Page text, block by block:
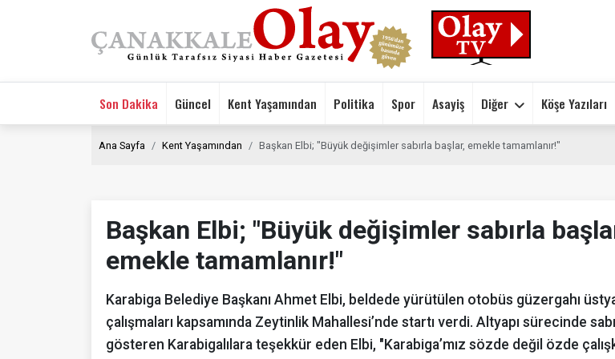
Son Dakika Güncel Kent Yaşamından Politika Spor Asayiş Diğer Köşe Yazıları
Ana Sayfa Kent Yaşamından Başkan Elbi; "Büyük değişimler sabırla başlar, emekle tamamlanır!"
Başkan Elbi; "Büyük değişimler sabırla
emekle tamamlanır!"
Karabiga Belediye Başkanı Ahmet Elbi, beldede yürütülen otobüs güzergahı
çalışmaları kapsamında Zeytinlik Mahallesi’nde startı verdi. Altyapı sürecinde
gösteren Karabigalılara teşekkür eden Elbi, "Karabiga’mız sözde değil özde